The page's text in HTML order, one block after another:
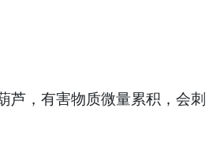
，有害物质微量累积，会刺